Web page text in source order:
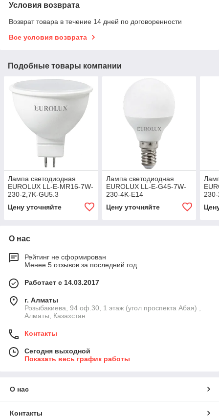
Условия возврата
Возврат товара в течение 14 дней по договоренности
Все условия возврата
Подобные товары компании
Лампа светодиодная
EUROLUX LL-E-MR16-7W-
230-2,7K-GU5.3
Цену уточняйте
Лампа светодиодная
EUROLUX LL-E-G45-7W-
230-4K-E14
Цену уточняйте
О нас
Рейтинг не сформирован
Менее 5 отзывов за последний год
Работает с 14.03.2017
г. Алматы
Розыбакиева, 94 оф.30, 1 этаж (угол проспекта Абая) ,
Алматы, Казахстан
Контакты
Сегодня выходной
Показать весь график работы
О нас
Контакты